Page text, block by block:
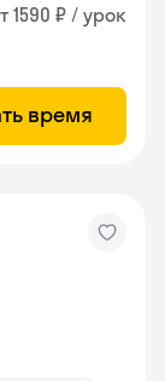
1590 ₽ / урок
время